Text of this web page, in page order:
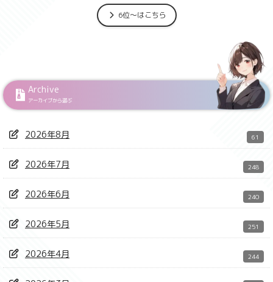
6位～はこちら
Archive
アーカイブから選ぶ
2026年8月 61
2026年7月 248
2026年6月 240
2026年5月 251
2026年4月 244